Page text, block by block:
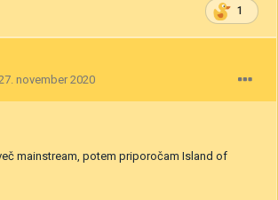
1
november 2020
mainstream, potem priporočam Island of